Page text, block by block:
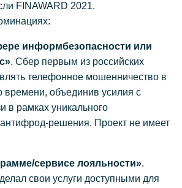
FINAWARD 2021.
информбезопасности или
. Сбер первым из российских
телефонное мошенничество в
времени, объединив усилия с
в рамках уникального
антифрод-решения. Проект не имеет
сервисе лояльности».
свои услуги доступными для